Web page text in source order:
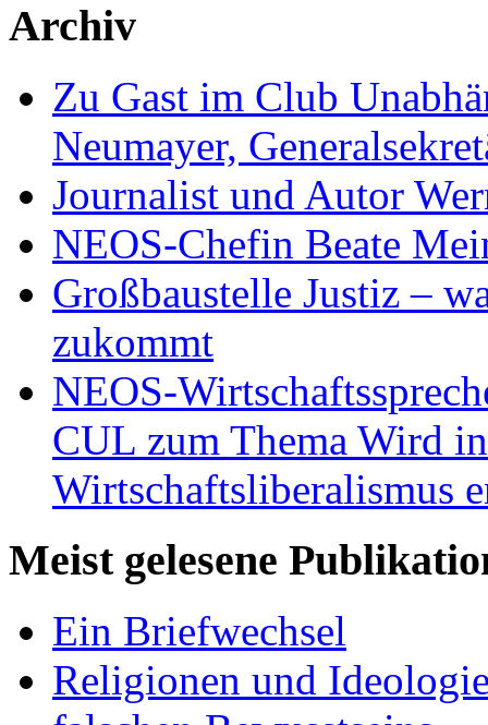
Archiv
Zu Gast im Club
Neumayer,
Journalist und Autor
NEOS-Chefin Beate
Großbaustelle Justiz –
zukommt
NEOS-
CUL zum Thema Wird
Wirtschaftsliberalismus
Meist gelesene
Ein Briefwechsel
Religionen und